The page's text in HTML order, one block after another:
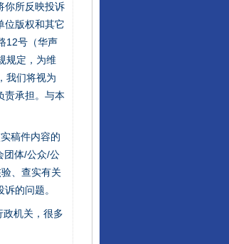
你所反映投诉
位版权和其它
12号（华声
规定，为维
我们将视为
责承担。与本
稿件内容的
团体/公众/公
、查实有关
的问题。
机关，很多
责幌子